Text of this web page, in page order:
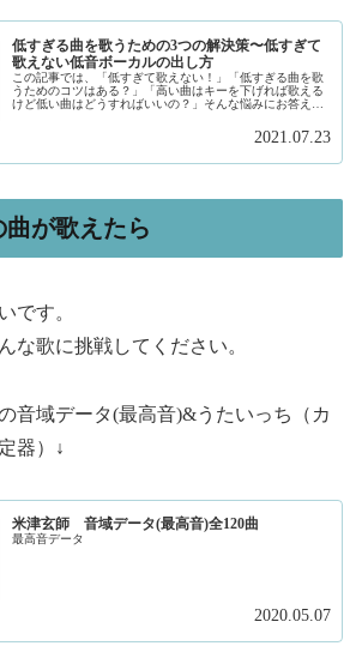
低すぎる曲を歌うための3つの解決策〜低すぎて
歌えない低音ボーカルの出し方
この記事では、「低すぎて歌えない！」「低すぎる曲を歌
うためのコツはある？」「高い曲はキーを下げれば歌える
けど低い曲はどうすればいいの？」そんな悩みにお答えし
2021.07.23
が歌えたら
です。
な歌に挑戦してください。
音域データ(最高音)&うたいっち（カ
器）↓
米津玄師 音域データ(最高音)全120曲
最高音データ
2020.05.07